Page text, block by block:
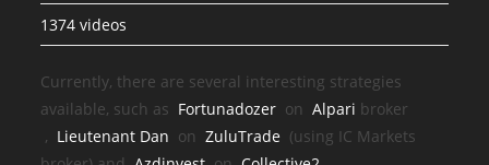
1374 videos
Currently, there are several interesting strategies
available, such as Fortunadozer onAlpari broker
, Lieutenant Dan onZuluTrade (using IC Markets